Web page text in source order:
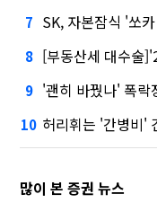
7 SK, 자본잠식 '쏘
8 [부동산세 대수술
9 '괜히 바꿨나' 폭락장
10 허리휘는 '간병비'
많이 본 증권 뉴스